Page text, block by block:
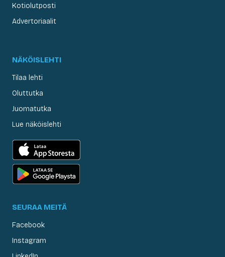
Kotiolutposti
Advertoriaalit
NÄKÖISLEHTI
Tilaa lehti
Oluttutka
Juomatutka
Lue näköislehti
SEURAA MEITÄ
Facebook
Instagram